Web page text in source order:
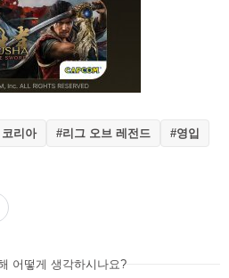
리아 #리그 오브 레전드 #영입
어떻게 생각하시나요?